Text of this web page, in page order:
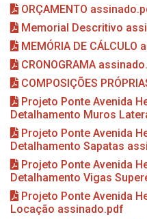
ORÇAMENTO
Memorial Descritivo
MEMÓRIA DE CÁLCULO
CRONOGRAMA
COMPOSIÇÕES
Projeto Ponte Avenida
Detalhamento Muros
Projeto Ponte Avenida
Detalhamento Sapatas
Projeto Ponte Avenida
Detalhamento Vigas
Projeto Ponte Avenida
Locação assinado.pdf